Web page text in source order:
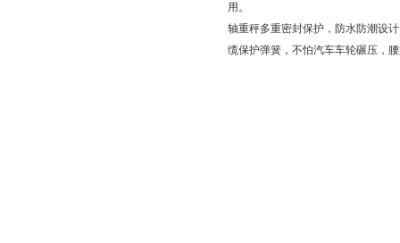
用。
轴重秤多重密封保护，防水防潮设
缆保护弹簧，不怕汽车车轮碾压，